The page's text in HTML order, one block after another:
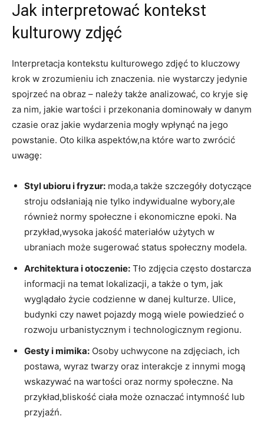
Jak interpretować kontekst
kulturowy zdjęć
Interpretacja kontekstu kulturowego zdjęć to kluczowy
krok w zrozumieniu ich znaczenia. nie wystarczy jedynie
spojrzeć ‌na obraz – należy także analizować, co kryje ​się
za nim, jakie ⁣wartości i przekonania dominowały w danym
czasie oraz jakie wydarzenia mogły wpłynąć na jego
powstanie. Oto ⁤kilka aspektów,na które warto zwrócić
uwagę:
Styl ubioru i fryzur: moda,a także szczegóły dotyczące
stroju odsłaniają nie tylko ‍indywidualne wybory,ale​
również normy społeczne i ekonomiczne epoki. Na
przykład,wysoka jakość materiałów użytych w
ubraniach ⁣może‌ sugerować ​status społeczny​ modela.
Architektura i otoczenie: ⁢Tło zdjęcia często dostarcza
informacji na temat lokalizacji, a także o tym, jak
wyglądało życie codzienne w danej kulturze. Ulice,
budynki czy nawet pojazdy mogą wiele powiedzieć o
rozwoju urbanistycznym i technologicznym regionu.
Gesty i mimika: Osoby uchwycone na​ zdjęciach, ⁣ich
postawa, wyraz ⁤twarzy oraz interakcje z innymi mogą
wskazywać⁣ na wartości oraz normy społeczne. Na
przykład,bliskość ciała może ‌oznaczać intymność​ lub
przyjaźń.